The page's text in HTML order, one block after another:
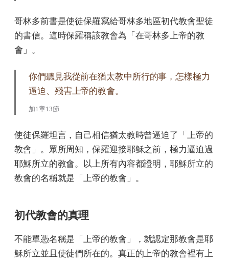
哥林多前書是使徒保羅寫給哥林多地區初代教會聖徒
的書信。這時保羅稱該教會為「在哥林多上帝的教
會」。
你們聽見我從前在猶太教中所行的事，怎樣極力
逼迫、殘害上帝的教會。
加1章13節
使徒保羅坦言，自己相信猶太教時曾逼迫了「上帝的
教會」。眾所周知，保羅迎接耶穌之前，極力逼迫過
耶穌所立的教會。以上所有內容都證明，耶穌所立的
教會的名稱就是「上帝的教會」。
初代教會的真理
不能單憑名稱是「上帝的教會」，就認定那教會是耶
穌所立並且使徒們所在的。真正的上帝的教會裡有上